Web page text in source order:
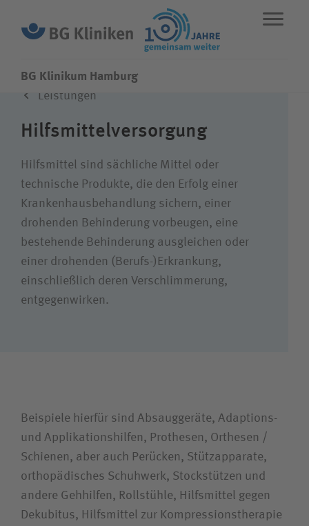
Leistungen
Fachbereiche
Über uns
Karriere
Ich bin
BG Klinikum Hamburg
Leistungen
Hilfs­mittel­versorgung
Hilfsmittel sind sächliche Mittel oder
technische Produkte, die den Erfolg einer
Krankenhausbehandlung sichern, einer
drohenden Behinderung vorbeugen, eine
bestehende Behinderung ausgleichen oder
einer drohenden (Berufs-)Erkrankung,
einschließlich deren Verschlimmerung,
entgegenwirken.
Beispiele hierfür sind Absauggeräte, Adaptions-
und Applikationshilfen, Prothesen, Orthesen /
Schienen, aber auch Perücken, Stützapparate,
orthopädisches Schuhwerk, Stockstützen und
andere Gehhilfen, Rollstühle, Hilfsmittel gegen
Dekubitus, Hilfsmittel zur Kompressionstherapie